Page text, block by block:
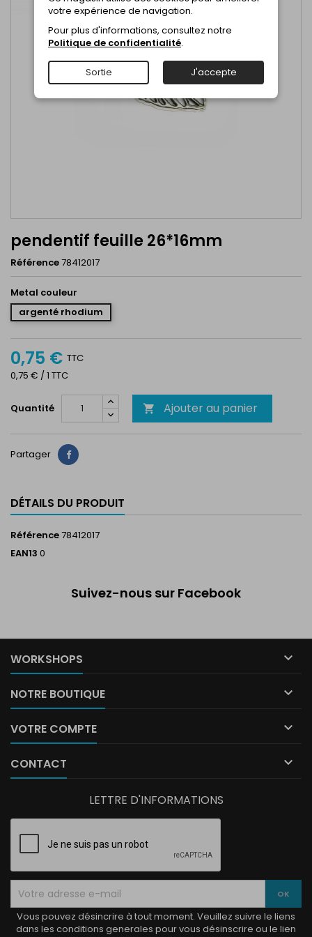
pendentif feuille 26*16mm
Référence78412017
Metal couleur
argenté rhodium
0,75 € TTC
0,75 € / 1 TTC
Quantité  Ajouter au panier
Partager Partager
DÉTAILS DU PRODUIT
Référence78412017
EAN13 0
Suivez-nous sur Facebook
WORKSHOPS 
NOTRE BOUTIQUE 
VOTRE COMPTE 
CONTACT 
votre expérience de navigation.
Pour plus d'informations, consultez notre
Politique de confidentialité.
Sortie J'accepte
LETTRE D'INFORMATIONS
Vous pouvez désincrire à tout moment. Veuillez suivre le liens
dans les conditions generales pour vous désinscrire ou le lien